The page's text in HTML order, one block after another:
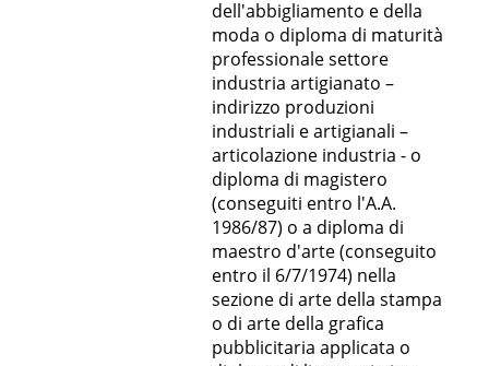
dell'abbigliamento e della
moda o diploma di maturità
professionale settore
industria artigianato –
indirizzo produzioni
industriali e artigianali –
articolazione industria - o
diploma di magistero
(conseguiti entro l'A.A.
1986/87) o a diploma di
maestro d'arte (conseguito
entro il 6/7/1974) nella
sezione di arte della stampa
o di arte della grafica
pubblicitaria applicata o